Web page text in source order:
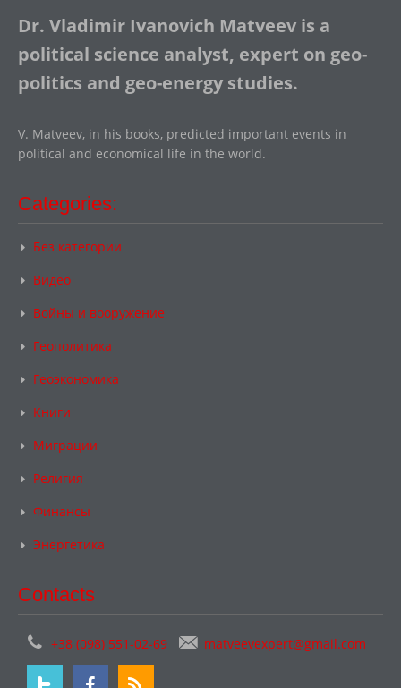
Dr. Vladimir Ivanovich Matveev is a
political science analyst, expert on geo-
politics and geo-energy studies.
V. Matveev, in his books, predicted important events in
political and economical life in the world.
Categories:
Без категории
Видео
Войны и вооружение
Геополитика
Геоэкономика
Книги
Миграции
Религия
Финансы
Энергетика
Contacts
+38 (098) 551-02-69 matveevexpert@gmail.com